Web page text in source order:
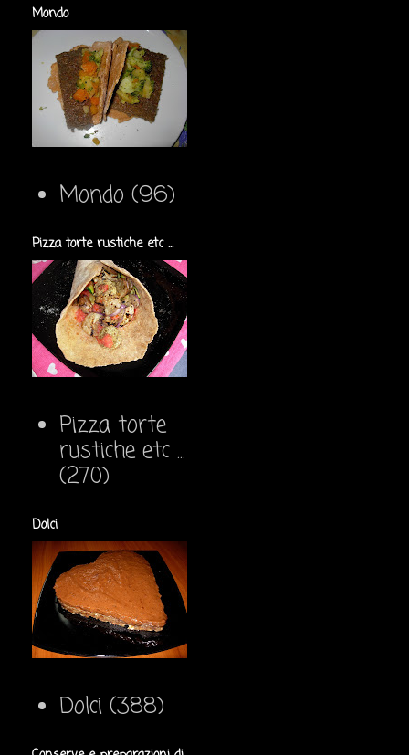
Mondo
Mondo (96)
Pizza torte rustiche etc ...
Pizza torte
rustiche etc ...
(270)
Dolci
Dolci (388)